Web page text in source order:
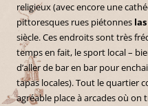
religieux (avec encore une
pittoresques rues piétonnes
siècle. Ces endroits sont très
temps en fait, le sport local –
d’aller de bar en bar pour
tapas locales). Tout le quartier
agréable place à arcades où